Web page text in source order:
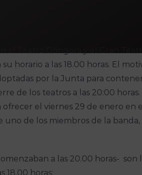
horario a las 18.00 horas. El
por la Junta para
de los teatros a las 20:00
el viernes 29 de enero en
de los miembros de la
a las 20.00 horas- son
18.00 horas: